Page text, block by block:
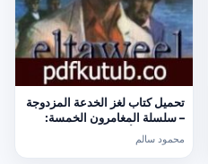
تحميل كتاب لغز الخدعة المزدوجة
– سلسلة المغامرون الخمسة:
مجانا [كامل]
محمود سالم